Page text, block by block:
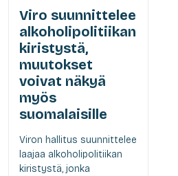
Viro suunnittelee
alkoholipolitiikan
kiristystä,
muutokset
voivat näkyä
myös
suomalaisille
Viron hallitus suunnittelee
laajaa alkoholipolitiikan
kiristystä, jonka